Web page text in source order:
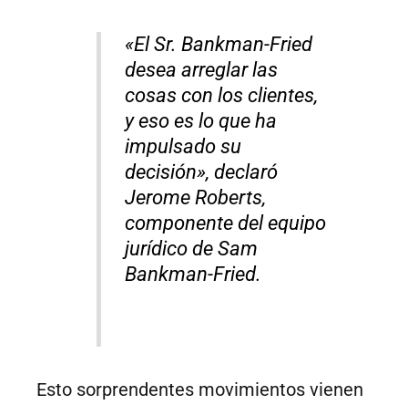
«El Sr. Bankman-Fried
desea arreglar las
cosas con los clientes,
y eso es lo que ha
impulsado su
decisión», declaró
Jerome Roberts,
componente del equipo
jurídico de Sam
Bankman-Fried.
Esto sorprendentes movimientos vienen